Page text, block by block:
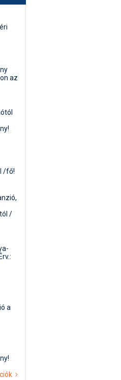
az
/fő!
/
a